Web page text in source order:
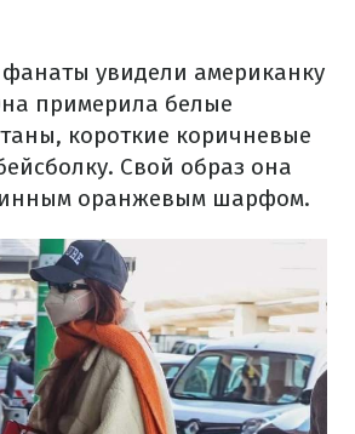
увидели американку
примерила белые
короткие коричневые
Свой образ она
оранжевым шарфом.